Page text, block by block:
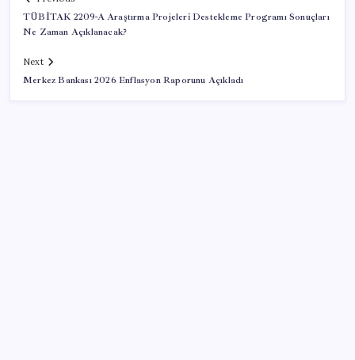
TÜBİTAK 2209-A Araştırma Projeleri Destekleme Programı Sonuçları
Ne Zaman Açıklanacak?
Next
Merkez Bankası 2026 Enflasyon Raporunu Açıkladı